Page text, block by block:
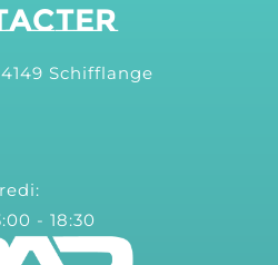
Schifflange
- 18:30